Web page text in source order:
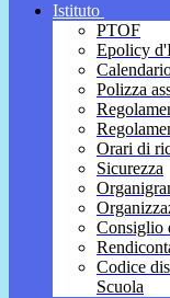
Istituto
PTOF
Epolicy
Polizza
Orari di
Sicurezza
Consiglio
Codice
Scuola